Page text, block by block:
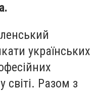
українських
світі. Разом з